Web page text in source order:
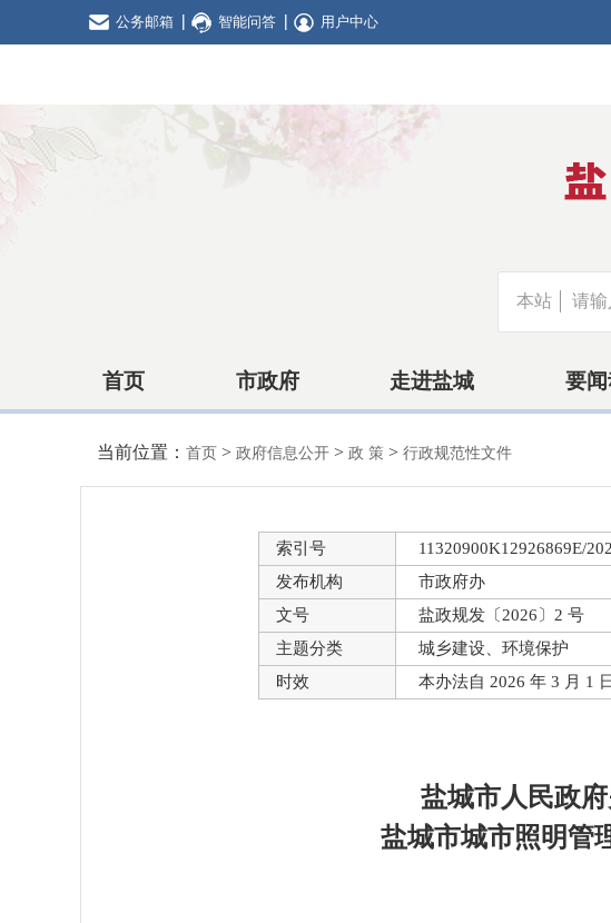
公务邮箱 智能问答 用户中心
本站
首页 市政府 走进盐城 要
当前位置： 首页 > 政府信息公开 > 政 策 > 行政规范性文件
索引号 11320900K12926869E/
发布机构
市政府办
文号
盐政规发〔2026〕2 号
主题分类
城乡建设、环境保护
时效
本办法自 2026 年 3 月 1
盐城市人民政
盐城市城市照明管